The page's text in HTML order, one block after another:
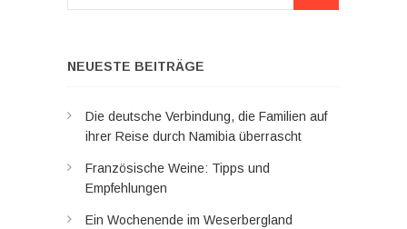
NEUESTE BEITRÄGE
Die deutsche Verbindung, die Familien auf
ihrer Reise durch Namibia überrascht
Französische Weine: Tipps und
Empfehlungen
Ein Wochenende im Weserbergland